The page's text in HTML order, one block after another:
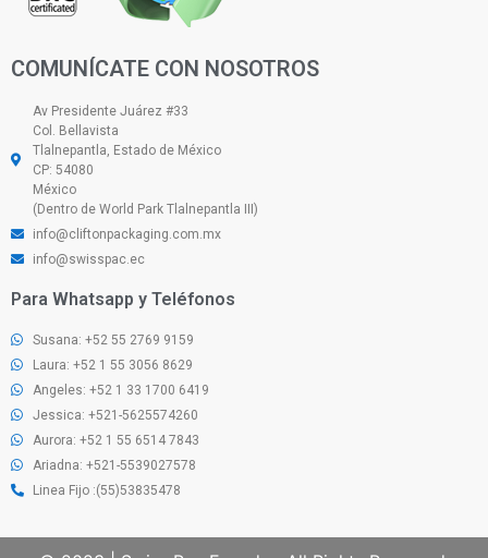
COMUNÍCATE CON NOSOTROS
Av Presidente Juárez #33
Col. Bellavista
Tlalnepantla, Estado de México
CP: 54080
México
(Dentro de World Park Tlalnepantla III)
info@cliftonpackaging.com.mx
info@swisspac.ec
Para Whatsapp y Teléfonos
Susana: +52 55 2769 9159
Laura: +52 1 55 3056 8629
Angeles: +52 1 33 1700 6419
Jessica: +521-5625574260
Aurora: +52 1 55 6514 7843
Ariadna: +521-5539027578
Linea Fijo :(55)53835478